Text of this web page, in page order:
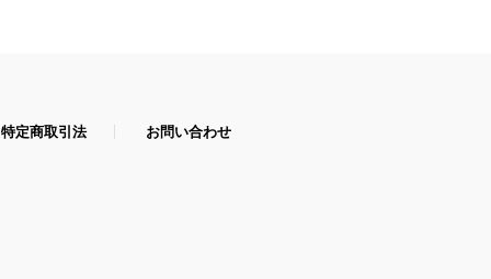
特定商取引法 お問い合わせ